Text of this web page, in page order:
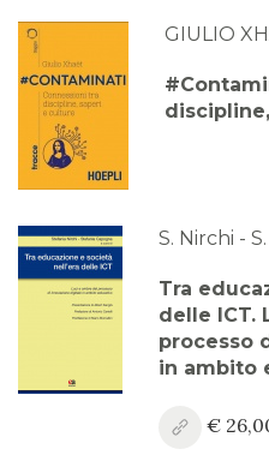
GIULIO
S. Nirchi -
Tra
delle ICT.
processo
in ambito
€